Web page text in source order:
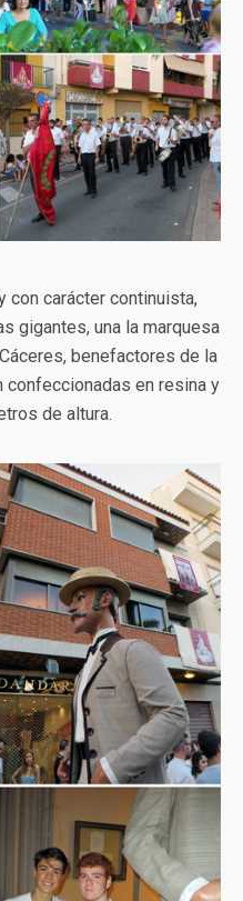
con carácter continuista,
gigantes, una la marquesa
benefactores de la
confeccionadas en resina y
de altura.